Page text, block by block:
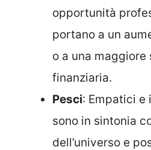
opportunità
portano a un
o a una
finanziaria.
Pesci: Empatici e
sono in sintonia
dell’universo e